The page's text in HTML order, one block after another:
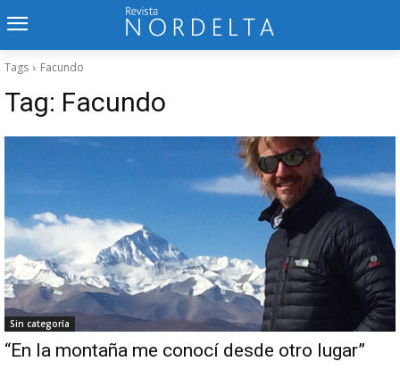
Tags Facundo
Tag: Facundo
Sin categoría
“En la montaña me conocí desde otro lugar”